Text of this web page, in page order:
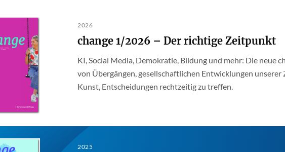
2026
change 1/2026 – Der richtige Zeitpunkt
KI, Social Media, Demokratie, Bildung und mehr: Die neue
von Übergängen, gesellschaftlichen Entwicklungen unserer
Kunst, Entscheidungen rechtzeitig zu treffen.
2025